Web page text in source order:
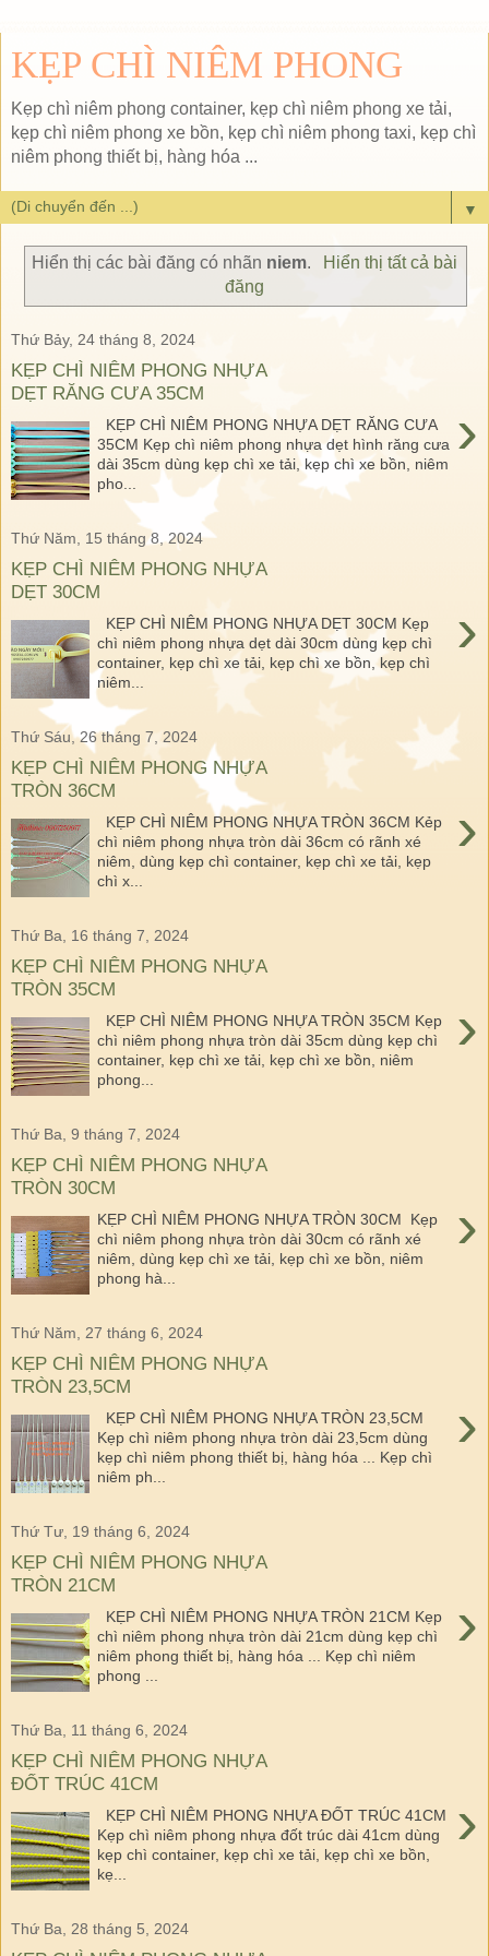
KẸP CHÌ NIÊM PHONG
Kẹp chì niêm phong container, kẹp chì niêm phong xe tải,
kẹp chì niêm phong xe bồn, kẹp chì niêm phong taxi, kẹp chì
niêm phong thiết bị, hàng hóa ...
▼
Hiển thị các bài đăng có nhãn niem.
Hiển thị tất cả bài
đăng
Thứ Bảy, 24 tháng 8, 2024
KẸP CHÌ NIÊM PHONG NHỰA
DẸT RĂNG CƯA 35CM
›
KẸP CHÌ NIÊM PHONG NHỰA DẸT RĂNG CƯA
35CM Kẹp chì niêm phong nhựa dẹt hình răng cưa
dài 35cm dùng kẹp chì xe tải, kẹp chì xe bồn, niêm
pho...
Thứ Năm, 15 tháng 8, 2024
KẸP CHÌ NIÊM PHONG NHỰA
DẸT 30CM
›
KẸP CHÌ NIÊM PHONG NHỰA DẸT 30CM Kẹp
chì niêm phong nhựa dẹt dài 30cm dùng kẹp chì
container, kẹp chì xe tải, kẹp chì xe bồn, kẹp chì
niêm...
Thứ Sáu, 26 tháng 7, 2024
KẸP CHÌ NIÊM PHONG NHỰA
TRÒN 36CM
›
KẸP CHÌ NIÊM PHONG NHỰA TRÒN 36CM Kẻp
chì niêm phong nhựa tròn dài 36cm có rãnh xé
niêm, dùng kẹp chì container, kẹp chì xe tải, kẹp
chì x...
Thứ Ba, 16 tháng 7, 2024
KẸP CHÌ NIÊM PHONG NHỰA
TRÒN 35CM
›
KẸP CHÌ NIÊM PHONG NHỰA TRÒN 35CM Kẹp
chì niêm phong nhựa tròn dài 35cm dùng kẹp chì
container, kẹp chì xe tải, kẹp chì xe bồn, niêm
phong...
Thứ Ba, 9 tháng 7, 2024
KẸP CHÌ NIÊM PHONG NHỰA
TRÒN 30CM
›
KẸP CHÌ NIÊM PHONG NHỰA TRÒN 30CM Kẹp
chì niêm phong nhựa tròn dài 30cm có rãnh xé
niêm, dùng kẹp chì xe tải, kẹp chì xe bồn, niêm
phong hà...
Thứ Năm, 27 tháng 6, 2024
KẸP CHÌ NIÊM PHONG NHỰA
TRÒN 23,5CM
›
KẸP CHÌ NIÊM PHONG NHỰA TRÒN 23,5CM
Kẹp chì niêm phong nhựa tròn dài 23,5cm dùng
kẹp chì niêm phong thiết bị, hàng hóa ... Kẹp chì
niêm ph...
Thứ Tư, 19 tháng 6, 2024
KẸP CHÌ NIÊM PHONG NHỰA
TRÒN 21CM
›
KẸP CHÌ NIÊM PHONG NHỰA TRÒN 21CM Kẹp
chì niêm phong nhựa tròn dài 21cm dùng kẹp chì
niêm phong thiết bị, hàng hóa ... Kẹp chì niêm
phong ...
Thứ Ba, 11 tháng 6, 2024
KẸP CHÌ NIÊM PHONG NHỰA
ĐỐT TRÚC 41CM
›
KẸP CHÌ NIÊM PHONG NHỰA ĐỐT TRÚC 41CM
Kẹp chì niêm phong nhựa đốt trúc dài 41cm dùng
kẹp chì container, kẹp chì xe tải, kẹp chì xe bồn,
kẹ...
Thứ Ba, 28 tháng 5, 2024